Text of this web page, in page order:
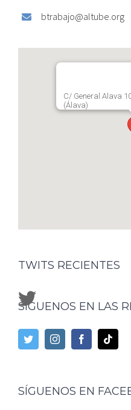
btrabajo@altube.org
C/ General Alava
(Álava)
TWITS RECIENTES
SÍGUENOS EN LAS
SÍGUENOS EN